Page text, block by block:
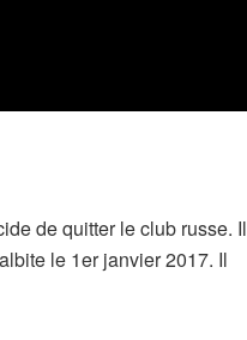
de quitter le club russe. Il
le 1er janvier 2017. Il